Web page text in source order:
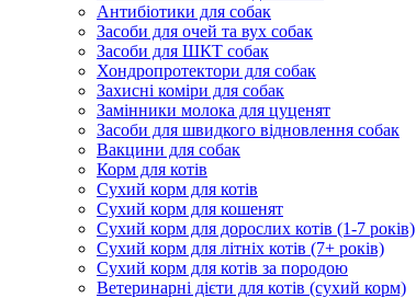
Антибіотики для собак
Засоби для очей та вух собак
Засоби для ШКТ собак
Хондропротектори для собак
Захисні коміри для собак
Замінники молока для цуценят
Засоби для швидкого відновлення собак
Вакцини для собак
Корм для котів
Сухий корм для котів
Сухий корм для кошенят
Сухий корм для дорослих котів (1-7 років)
Сухий корм для літніх котів (7+ років)
Сухий корм для котів за породою
Ветеринарні дієти для котів (сухий корм)